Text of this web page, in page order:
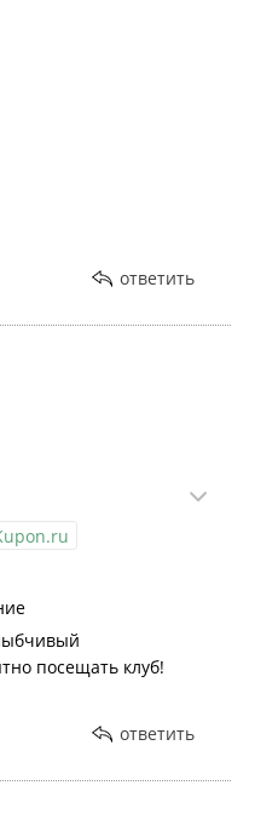
ответить
посещать клуб!
ответить